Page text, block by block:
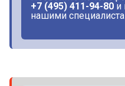
+7 (495) 411-94-80 и
нашими